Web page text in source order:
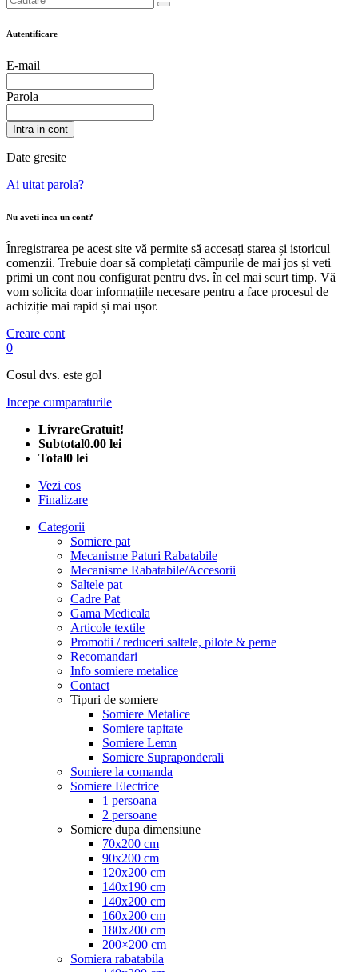
Autentificare
E-mail
Parola
Intra in cont
Date gresite
Ai uitat parola?
Nu aveti inca un cont?
Înregistrarea pe acest site vă permite să accesați starea și istoricul
comenzii. Trebuie doar să completați câmpurile de mai jos și veti
primi un cont nou configurat pentru dvs. în cel mai scurt timp. Vă
vom solicita doar informațiile necesare pentru a face procesul de
achiziție mai rapid și mai ușor.
Creare cont
0
Cosul dvs. este gol
Incepe cumparaturile
LivrareGratuit!
Subtotal0.00 lei
Total0 lei
Vezi cos
Finalizare
Categorii
Somiere pat
Mecanisme Paturi Rabatabile
Mecanisme Rabatabile/Accesorii
Saltele pat
Cadre Pat
Gama Medicala
Articole textile
Promotii / reduceri saltele, pilote & perne
Recomandari
Info somiere metalice
Contact
Tipuri de somiere
Somiere Metalice
Somiere tapitate
Somiere Lemn
Somiere Supraponderali
Somiere la comanda
Somiere Electrice
1 persoana
2 persoane
Somiere dupa dimensiune
70x200 cm
90x200 cm
120x200 cm
140x190 cm
140x200 cm
160x200 cm
180x200 cm
200×200 cm
Somiera rabatabila